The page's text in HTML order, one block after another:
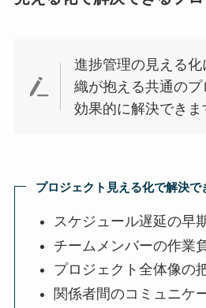
進捗管理の見える化
織が抱える共通の
効果的に解決できま
プロジェクト見える化で解決で
スケジュール遅延の早
チームメンバーの作業
プロジェクト全体像の
関係者間のコミュニケ